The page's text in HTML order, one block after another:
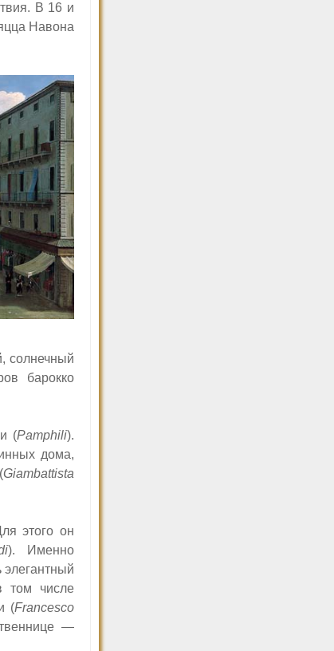
В 16 и
Навона
солнечный
барокко
(Pamphili).
дома,
Giambattista
этого он
). Именно
элегантный
том числе
(Francesco
—